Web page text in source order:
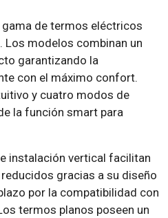
de termos eléctricos
Los modelos combinan un
garantizando la
con el máximo confort.
y cuatro modos de
la función smart para
instalación vertical facilitan
gracias a su diseño
por la compatibilidad con
termos planos poseen un